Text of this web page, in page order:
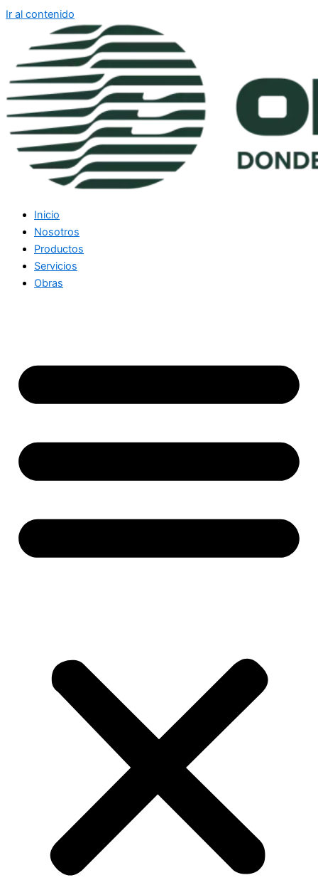
Ir al contenido
Inicio
Nosotros
Productos
Servicios
Obras